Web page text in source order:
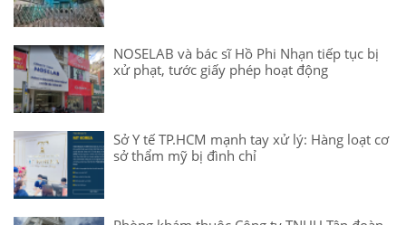
NOSELAB và bác sĩ Hồ Phi Nhạn tiếp tục bị
xử phạt, tước giấy phép hoạt động
Sở Y tế TP.HCM mạnh tay xử lý: Hàng loạt cơ
sở thẩm mỹ bị đình chỉ